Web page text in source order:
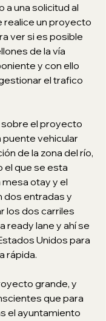
a una solicitud al
realice un proyecto
ver si es posible
de la vía
y con ello
el trafico
sobre el proyecto
puente vehicular
de la zona del río,
el que se esta
otay y el
dos entradas y
los dos carriles
ready lane y ahí se
Unidos para
rápida.
grande, y
que para
el ayuntamiento